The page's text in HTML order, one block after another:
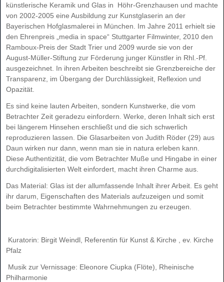
künstlerische Keramik und Glas in Höhr-Grenzhausen und machte
von 2002-2005 eine Ausbildung zur Kunstglaserin an der
Bayerischen Hofglasmalerei in München. Im Jahre 2011 erhielt sie
den Ehrenpreis „media in space“ Stuttgarter Filmwinter, 2010 den
Ramboux-Preis der Stadt Trier und 2009 wurde sie von der
August-Müller-Stiftung zur Förderung junger Künstler in Rhl.-Pf.
ausgezeichnet. In ihren Arbeiten beschreibt sie Grenzbereiche der
Transparenz, im Übergang der Durchlässigkeit, Reflexion und
Opazität.
Es sind keine lauten Arbeiten, sondern Kunstwerke, die vom
Betrachter Zeit geradezu einfordern. Werke, deren Inhalt sich erst
bei längerem Hinsehen erschließt und die sich schwerlich
reproduzieren lassen. Die Glasarbeiten von Judith Röder (29) aus
Daun wirken nur dann, wenn man sie in natura erleben kann.
Diese Authentizität, die vom Betrachter Muße und Hingabe in einer
durchdigitalisierten Welt einfordert, macht ihren Charme aus.
Das Material: Glas ist der allumfassende Inhalt ihrer Arbeit. Es geht
ihr darum, Eigenschaften des Materials aufzuzeigen und somit
beim Betrachter bestimmte Wahrnehmungen zu erzeugen.
Kuratorin: Birgit Weindl, Referentin für Kunst & Kirche , ev. Kirche
Pfalz
Musik zur Vernissage: Eleonore Ciupka (Flöte), Rheinische
Philharmonie